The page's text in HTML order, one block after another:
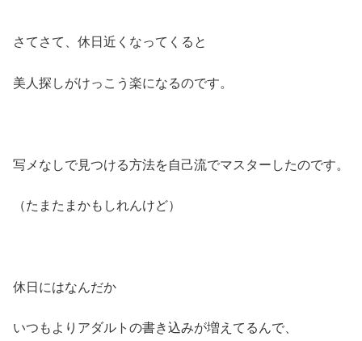
さてさて、休日近くなってくると
美人探しがけっこう楽になるのです。
写メなしで見つける方法を自己流でマスターしたのです。
（たまたまかもしれんけど）
休日にはなんだか
いつもよりアダルトの書き込みが増えてるんで、